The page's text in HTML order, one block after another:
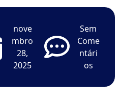
nove
mbro
28,
2025
Sem
Come
ntári
os